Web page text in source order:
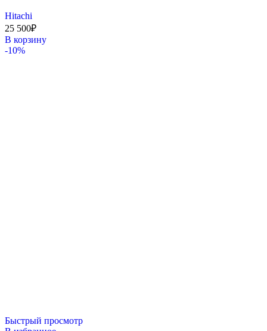
Hitachi
25 500₽
В корзину
-10%
Быстрый просмотр